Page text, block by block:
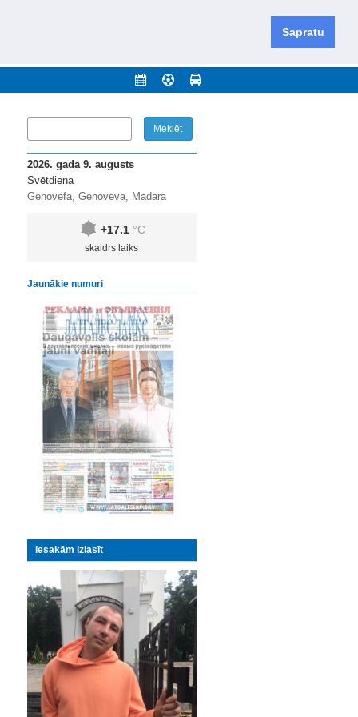
Sapratu
novadu un apkārtējos novadus un pilsētas.
2026. gada 9. augusts
Svētdiena
Genovefa, Genoveva, Madara
+17.1 °C
skaidrs laiks
Jaunākie numuri
Iesakām izlasīt